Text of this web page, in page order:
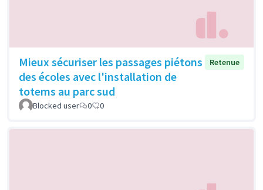
Mieux sécuriser les passages piétons
des écoles avec l'installation de
totems au parc sud
Retenue
Blocked user 0 0